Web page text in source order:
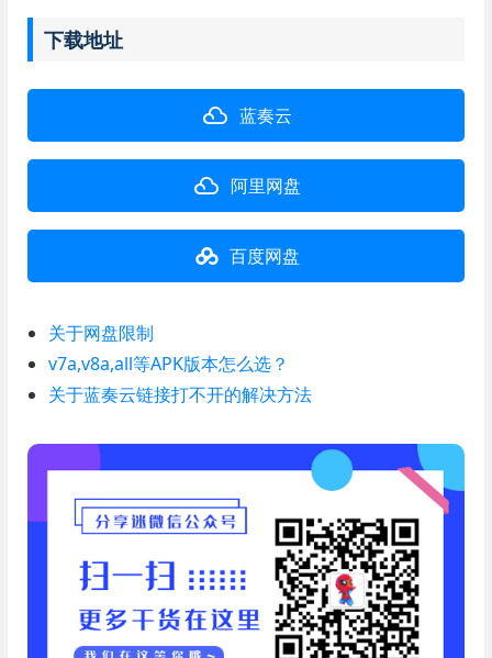
下载地址
蓝奏云
阿里网盘
百度网盘
关于网盘限制
v7a,v8a,all等APK版本怎么选？
关于蓝奏云链接打不开的解决方法